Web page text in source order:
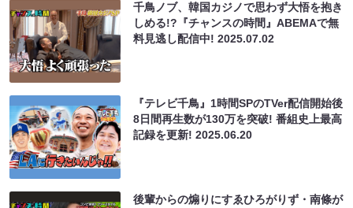
千鳥ノブ、韓国カジノで思わず大悟を抱き
しめる!?『チャンスの時間』ABEMAで無
料見逃し配信中!2025.07.02
『テレビ千鳥』1時間SPのTVer配信開始後
8日間再生数が130万を突破! 番組史上最高
記録を更新!2025.06.20
後輩からの煽りにすゑひろがりず・南條が